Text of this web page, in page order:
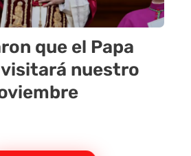
que el Papa
visitará nuestro